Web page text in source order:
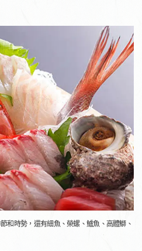
和時勢，還有細魚、榮螺、鱸魚、高體鰤、